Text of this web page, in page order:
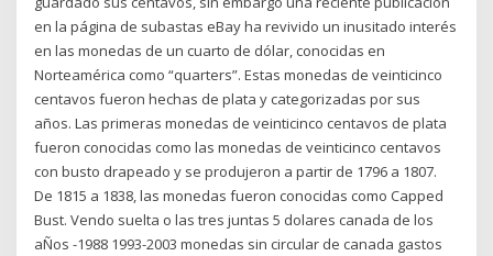
en la página de subastas eBay ha revivido un inusitado interés
en las monedas de un cuarto de dólar, conocidas en
Norteamérica como “quarters”. Estas monedas de veinticinco
centavos fueron hechas de plata y categorizadas por sus
años. Las primeras monedas de veinticinco centavos de plata
fueron conocidas como las monedas de veinticinco centavos
con busto drapeado y se produjeron a partir de 1796 a 1807.
De 1815 a 1838, las monedas fueron conocidas como Capped
Bust. Vendo suelta o las tres juntas 5 dolares canada de los
aÑos -1988 1993-2003 monedas sin circular de canada gastos